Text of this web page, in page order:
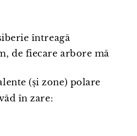
întreagă
de fiecare arbore mă
(și zone) polare
în zare: